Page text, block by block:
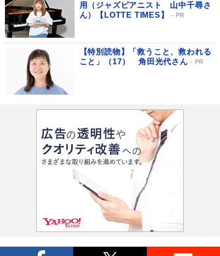
用（ジャズピアニスト 山中千尋さ
ん）【LOTTE TIMES】
PR
【特別読物】「救うこと、救われる
こと」（17） 角田光代さん
PR